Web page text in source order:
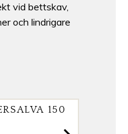
vid bettskav,
och lindrigare
150